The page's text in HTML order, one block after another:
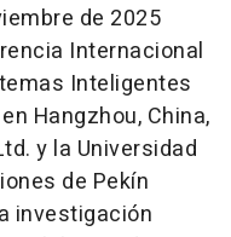
de 2025
Internacional
Inteligentes
Hangzhou, China,
y la Universidad
de Pekín
investigación